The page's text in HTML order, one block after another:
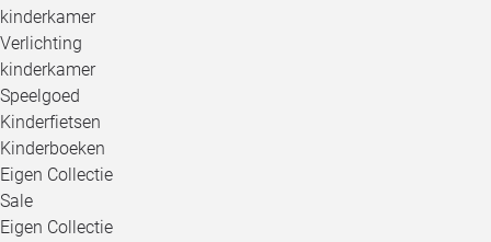
kinderkamer
Verlichting
kinderkamer
Speelgoed
Kinderfietsen
Kinderboeken
Eigen Collectie
Sale
Eigen Collectie